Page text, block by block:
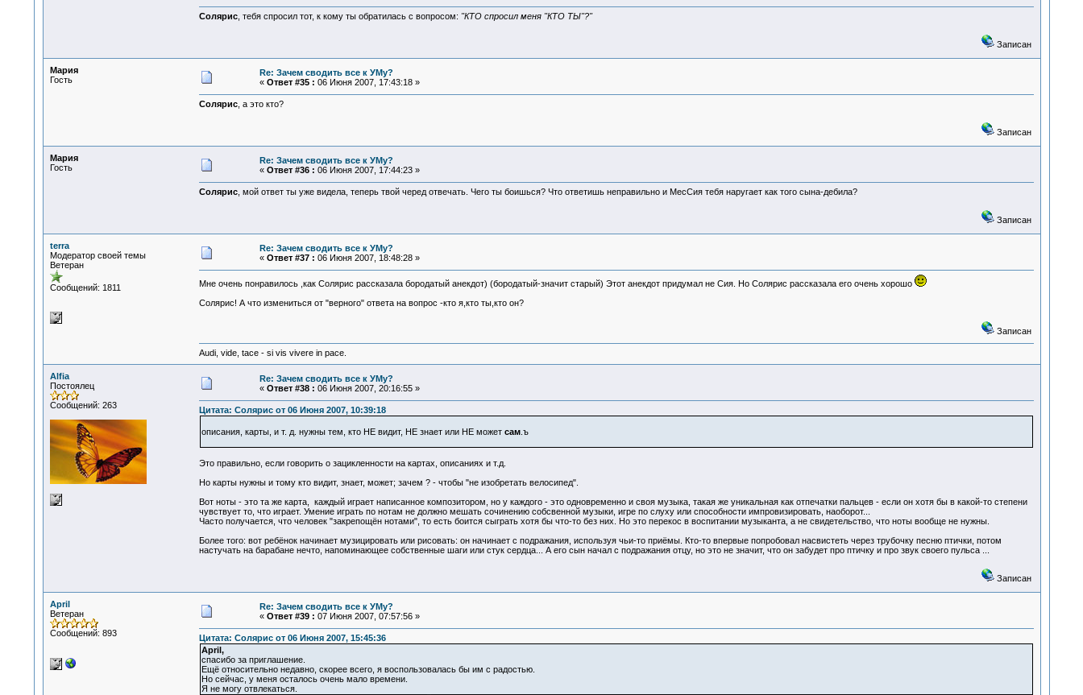
Солярис, тебя спросил тот, к кому ты обратилась с вопросом: "КТО спросил меня "КТО ТЫ"?"
Записан
Мария
Гость
Re: Зачем сводить все к УМу?
« Ответ #35 : 06 Июня 2007, 17:43:18 »
Солярис, а это кто?
Записан
Мария
Гость
Re: Зачем сводить все к УМу?
« Ответ #36 : 06 Июня 2007, 17:44:23 »
Солярис, мой ответ ты уже видела, теперь твой черед отвечать. Чего ты боишься? Что ответишь неправильно и МесСия тебя наругает как того сына-дебила?
Записан
terra
Модератор своей темы
Ветеран
Сообщений: 1811
Re: Зачем сводить все к УМу?
« Ответ #37 : 06 Июня 2007, 18:48:28 »
Мне очень понравилось ,как Солярис рассказала бородатый анекдот) (бородатый-значит старый) Этот анекдот придумал не Сия. Но Солярис рассказала его очень хорошо
Солярис! А что измениться от "верного" ответа на вопрос -кто я,кто ты,кто он?
Записан
Audi, vide, tace - si vis vivere in pace.
Alfia
Постоялец
Сообщений: 263
Re: Зачем сводить все к УМу?
« Ответ #38 : 06 Июня 2007, 20:16:55 »
Цитата: Солярис от 06 Июня 2007, 10:39:18
описания, карты, и т. д. нужны тем, кто НЕ видит, НЕ знает или НЕ может сам.ъ
Это правильно, если говорить о зацикленности на картах, описаниях и т.д.
Но карты нужны и тому кто видит, знает, может; зачем ? - чтобы "не изобретать велосипед".
Вот ноты - это та же карта, каждый играет написанное композитором, но у каждого - это одновременно и своя музыка, такая же уникальная как отпечатки пальцев - если он хотя бы в какой-то степени
чувствует то, что играет. Умение играть по нотам не должно мешать сочинению собсвенной музыки, игре по слуху или способности импровизировать, наоборот...
Часто получается, что человек "закрепощён нотами", то есть боится сыграть хотя бы что-то без них. Но это перекос в воспитании музыканта, а не свидетельство, что ноты вообще не нужны.
Более того: вот ребёнок начинает музицировать или рисовать: он начинает с подражания, используя чьи-то приёмы. Кто-то впервые попробовал насвистеть через трубочку песню птички, потом
настучать на барабане нечто, напоминающее собственные шаги или стук сердца... А его сын начал с подражания отцу, но это не значит, что он забудет про птичку и про звук своего пульса ...
Записан
April
Ветеран
Сообщений: 893
Re: Зачем сводить все к УМу?
« Ответ #39 : 07 Июня 2007, 07:57:56 »
Цитата: Солярис от 06 Июня 2007, 15:45:36
April,
спасибо за приглашение.
Ещё относительно недавно, скорее всего, я воспользовалась бы им с радостью.
Но сейчас, у меня осталось очень мало времени.
Я не могу отвлекаться.